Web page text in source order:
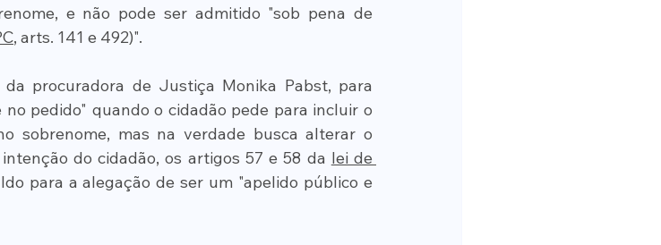
e não pode ser admitido "sob pena de
, arts. 141 e 492)".
procuradora de Justiça Monika Pabst, para
pedido" quando o cidadão pede para incluir o
sobrenome, mas na verdade busca alterar o
do cidadão, os artigos 57 e 58 da lei de
para a alegação de ser um "apelido público e